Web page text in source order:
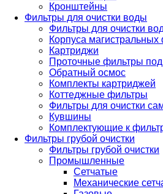
Кронштейны
Фильтры для очистки воды
Фильтры для очистки
Корпуса магистральных
Картриджи
Проточные фильтры
Обратный осмос
Комплекты картриджей
Коттеджные фильтры
Фильтры для очистки
Кувшины
Комплектующие к
Фильтры грубой очистки
Фильтры грубой очистки
Промышленные
Сетчатые
Механические